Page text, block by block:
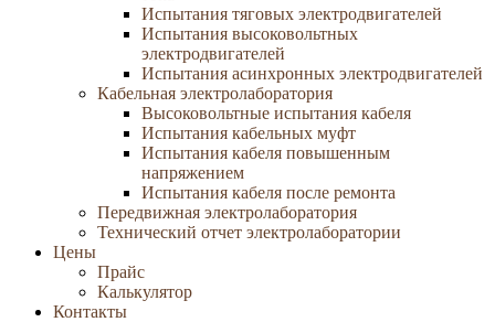
Испытания тяговых электродвигателей
Испытания высоковольтных
электродвигателей
Испытания асинхронных электродвигателей
Кабельная электролаборатория
Высоковольтные испытания кабеля
Испытания кабельных муфт
Испытания кабеля повышенным
напряжением
Испытания кабеля после ремонта
Передвижная электролаборатория
Технический отчет электролаборатории
Цены
Прайс
Калькулятор
Контакты